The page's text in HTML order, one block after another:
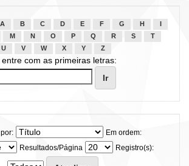
A B C D E F G H
M N O P Q R S
T
U
V W X Y Z
entre com as primeiras letras:
Em ordem:
Resultados/Página
Registro(s):